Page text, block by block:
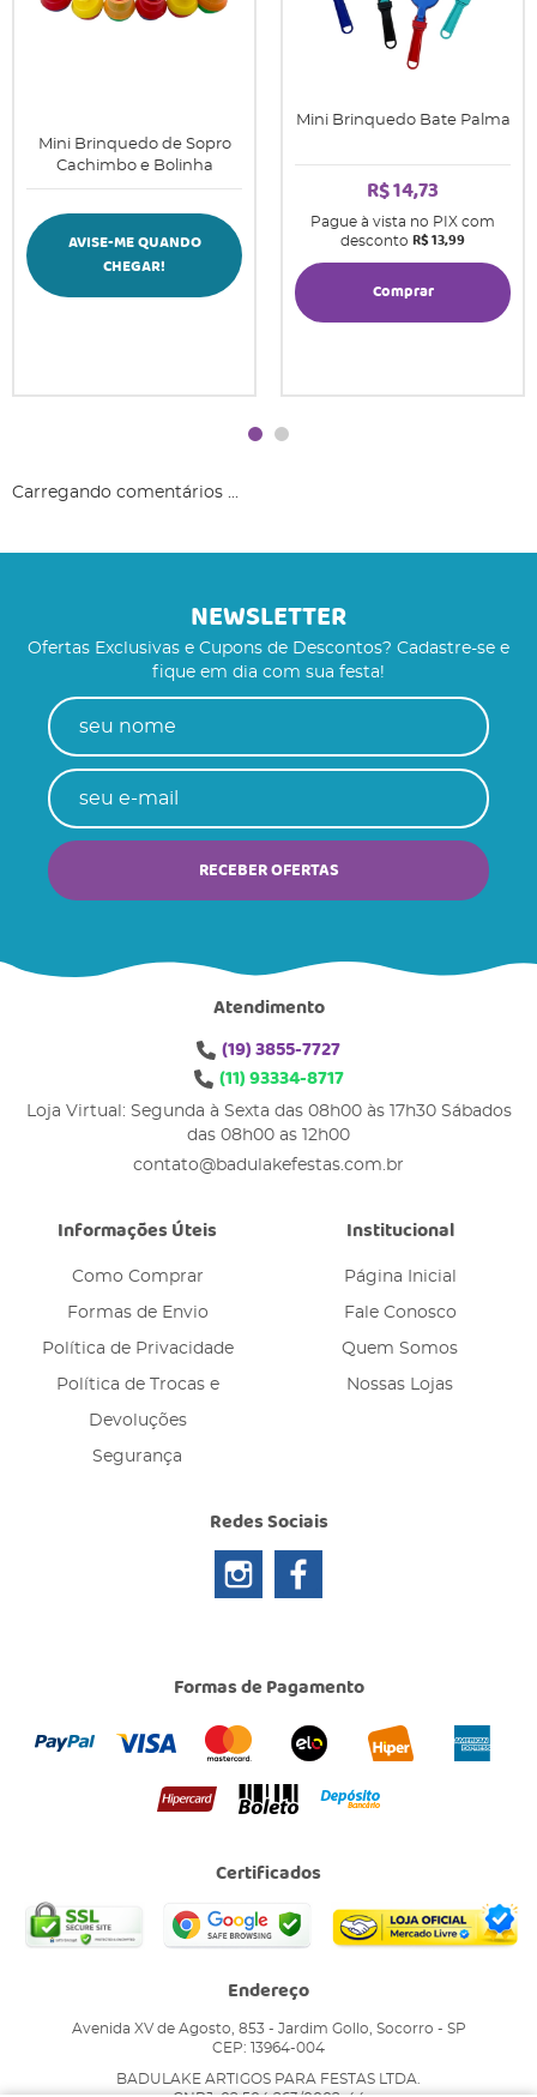
Mini Brinquedo de Sopro
Cachimbo e Bolinha
AVISE-ME QUANDO
CHEGAR!
Mini Brinquedo Bate Palma
R$ 14,73
Pague à vista no PIX com
desconto R$ 13,99
Comprar
Carregando comentários ...
NEWSLETTER
Ofertas Exclusivas e Cupons de Descontos? Cadastre-se e
fique em dia com sua festa!
RECEBER OFERTAS
Atendimento
(19)3855-7727
(11)93334-8717
Loja Virtual: Segunda à Sexta das 08h00 às 17h30 Sábados
das 08h00 as 12h00
contato@badulakefestas.com.br
Informações Úteis
Como Comprar
Formas de Envio
Política de Privacidade
Política de Trocas e
Devoluções
Segurança
Institucional
Página Inicial
Fale Conosco
Quem Somos
Nossas Lojas
Redes Sociais
Formas de Pagamento
Certificados
Endereço
Avenida XV de Agosto, 853- Jardim Gollo, Socorro - SP
CEP: 13964-004
BADULAKE ARTIGOS PARA FESTAS LTDA.